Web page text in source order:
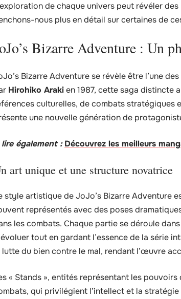
de chaque univers peut révéler
nous plus en détail sur certaines de
Bizarre Adventure : Un
Bizarre Adventure se révèle être l’une
Hirohiko Arakien 1987, cette saga distincte
culturelles, de combats stratégiques
une nouvelle génération de
également : Découvrez les meilleurs
art unique et une structure novatrice
style artistique de JoJo’s Bizarre Adventure
représentés avec des poses
les combats. Chaque partie se déroule
tout en gardant l’essence de la série
lutte du bien contre le mal, rendant l’œuvre
« Stands », entités représentant les
qui privilégient l’intellect et la